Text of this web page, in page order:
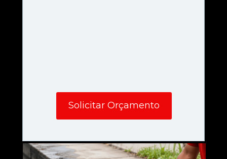
Solicitar Orçamento